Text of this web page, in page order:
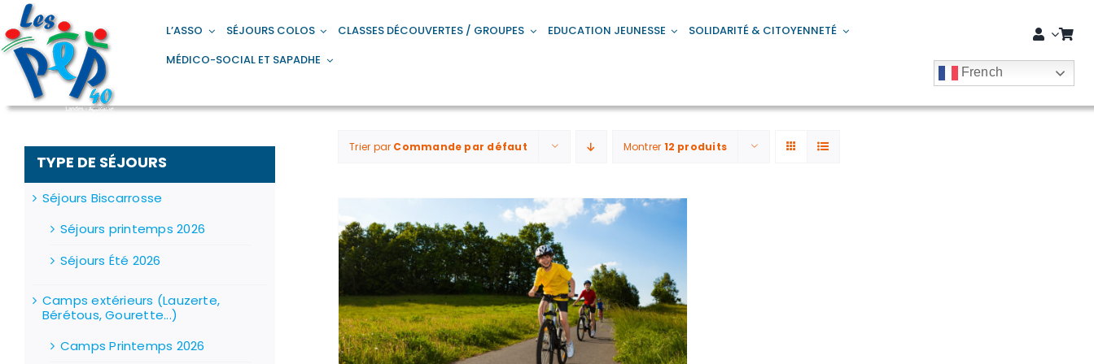
principal
Passer
contenu
L’ASSO SÉJOURS COLOS CLASSES DÉCOUVERTES / GROUPES EDUCATION JEUNESSE
SOLIDARITÉ & CITOYENNETÉ
MÉDICO-SOCIAL ET SAPADHE
French
Trier par Commande par défaut Montrer 12 produits
TYPE DE SÉJOURS
Séjours Biscarrosse
Séjours printemps 2026
Séjours Été 2026
Camps extérieurs (Lauzerte,
Bérétous, Gourette...)
Camps Printemps 2026